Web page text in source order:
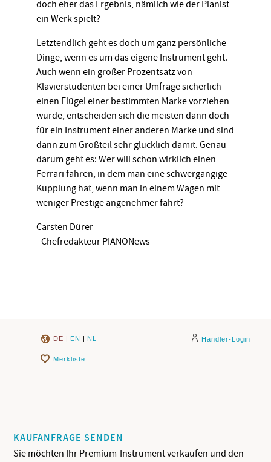
doch eher das Ergebnis, nämlich wie der Pianist
ein Werk spielt?
Letztendlich geht es doch um ganz persönliche
Dinge, wenn es um das eigene Instrument geht.
Auch wenn ein großer Prozentsatz von
Klavierstudenten bei einer Umfrage sicherlich
einen Flügel einer bestimmten Marke vorziehen
würde, entscheiden sich die meisten dann doch
für ein Instrument einer anderen Marke und sind
dann zum Großteil sehr glücklich damit. Genau
darum geht es: Wer will schon wirklich einen
Ferrari fahren, in dem man eine schwergängige
Kupplung hat, wenn man in einem Wagen mit
weniger Prestige angenehmer fährt?
Carsten Dürer
- Chefredakteur PIANONews -
DE | EN | NL Händler-Login
Merkliste
KAUFANFRAGE SENDEN
Sie möchten Ihr Premium-Instrument verkaufen und den